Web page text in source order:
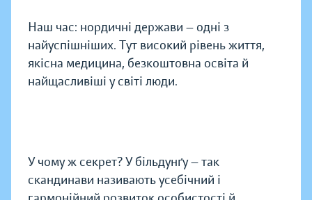
Наш час: нордичні держави — одні з
найуспішніших. Тут високий рівень життя,
якісна медицина, безкоштовна освіта й
найщасливіші у світі люди.
У чому ж секрет? У більдунґу — так
скандинави називають усебічний і